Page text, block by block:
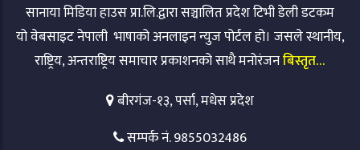
सानाया मिडिया हाउस प्रा.लि.द्वारा सञ्चालित प्रदेश टिभी डेली डटकम
यो वेबसाइट नेपाली भाषाको अनलाइन न्युज पोर्टल हो। जसले स्थानीय,
राष्ट्रिय, अन्तराष्ट्रिय समाचार प्रकाशनको साथै मनोरंजनबिस्तृत…
बीरगंज-१३, पर्सा, मधेस प्रदेश
सम्पर्क नं. 9855032486